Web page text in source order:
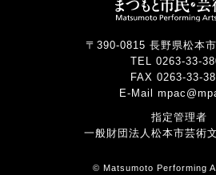
〒390-0815 長野県松本
TEL 0263-33-
FAX 0263-33-
E-Mail
指定管理者
一般財団法人松本市芸術
© Matsumoto Performing